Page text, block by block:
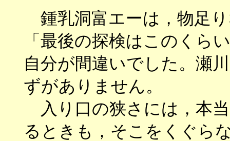
鍾乳洞富エーは，物足
「最後の探検はこのくら
自分が間違いでした。瀬
ずがありません。
入り口の狭さには，本
るときも，そこをくぐら